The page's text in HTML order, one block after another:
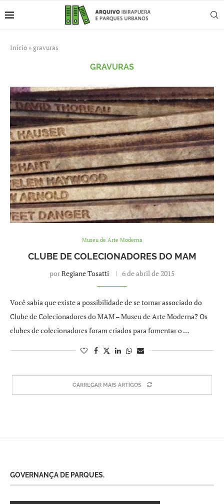
Início »gravuras
GRAVURAS
Museu de Arte Moderna
CLUBE DE COLECIONADORES DO MAM
porRegiane Tosatti 6 de abril de 2015
Você sabia que existe a possibilidade de se tornar associado do
Clube de Colecionadores do MAM – Museu de Arte Moderna? Os
clubes de colecionadores foram criados para fomentar o …
CARREGAR MAIS ARTIGOS
GOVERNANÇA DE PARQUES.